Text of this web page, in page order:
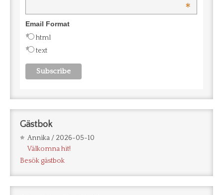
*
Email Format
html
text
Gästbok
Annika/ 2026-05-10
Välkomna hit!
Besök gästbok